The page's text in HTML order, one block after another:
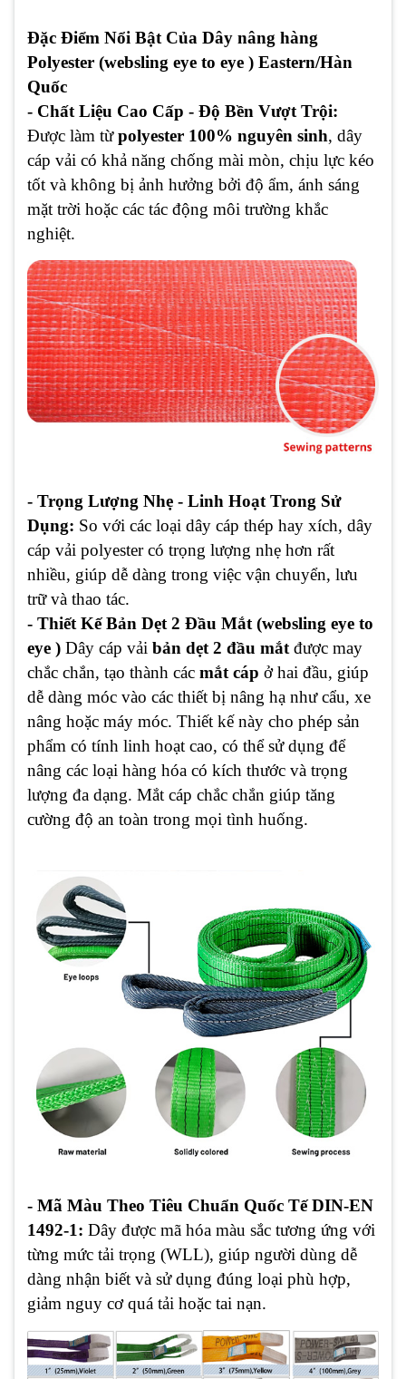
Đặc Điểm Nổi Bật Của Dây nâng hàng
Polyester (websling eye to eye ) Eastern/Hàn
Quốc
- Chất Liệu Cao Cấp - Độ Bền Vượt Trội:
Được làm từpolyester 100% nguyên sinh, dây
cáp vải có khả năng chống mài mòn, chịu lực kéo
tốt và không bị ảnh hưởng bởi độ ẩm, ánh sáng
mặt trời hoặc các tác động môi trường khắc
nghiệt.
- Trọng Lượng Nhẹ - Linh Hoạt Trong Sử
Dụng: So với các loại dây cáp thép hay xích, dây
cáp vải polyester có trọng lượng nhẹ hơn rất
nhiều, giúp dễ dàng trong việc vận chuyển, lưu
trữ và thao tác.
- Thiết Kế Bản Dẹt 2 Đầu Mắt (websling eye to
eye ) Dây cáp vải bản dẹt 2 đầu mắt được may
chắc chắn, tạo thành các mắt cáp ở hai đầu, giúp
dễ dàng móc vào các thiết bị nâng hạ như cẩu, xe
nâng hoặc máy móc. Thiết kế này cho phép sản
phẩm có tính linh hoạt cao, có thể sử dụng để
nâng các loại hàng hóa có kích thước và trọng
lượng đa dạng. Mắt cáp chắc chắn giúp tăng
cường độ an toàn trong mọi tình huống.
- Mã Màu Theo Tiêu Chuẩn Quốc Tế DIN-EN
1492-1: Dây được mã hóa màu sắc tương ứng với
từng mức tải trọng (WLL), giúp người dùng dễ
dàng nhận biết và sử dụng đúng loại phù hợp,
giảm nguy cơ quá tải hoặc tai nạn.